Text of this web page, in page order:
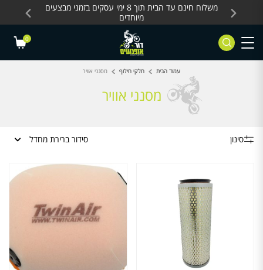
Skip to Content
Contact Us
כלים חשמליים
משלוח חינם עד הבית תוך 8 ימי עסקים בזמני מבצעים
מיוחדים
0
עמוד הבית חלקי חילוף מסנני אוויר
מסנני אוויר
סינון סידור ברירת מחדל